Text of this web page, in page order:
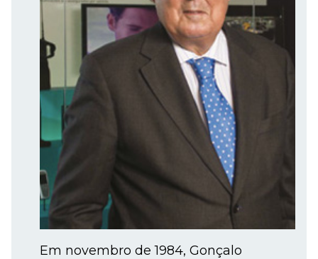
Em novembro de 1984, Gonçalo